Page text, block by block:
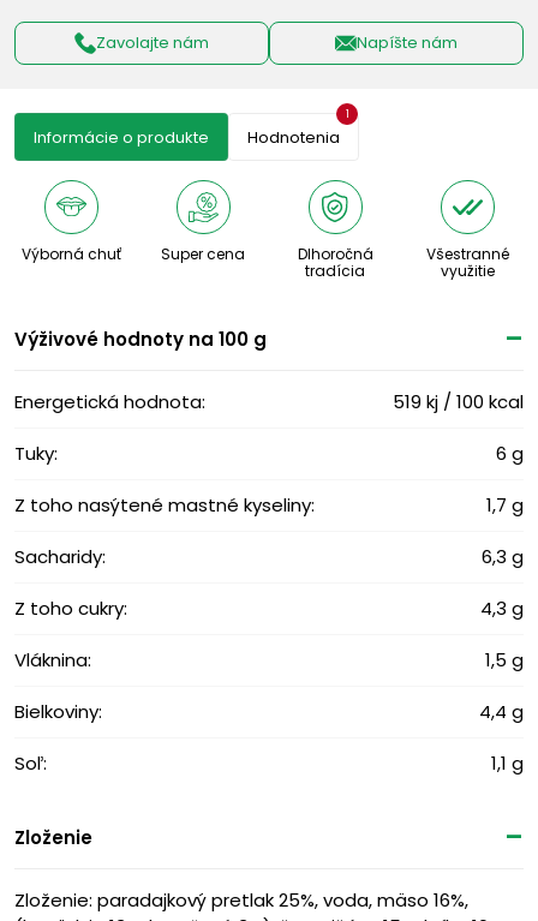
Zavolajte nám Napíšte nám
Informácie o produkte Hodnotenia
1
Výborná chuť Super cena
Dlhoročná
tradícia
Všestranné
využitie
Výživové ​​hodnoty na 100 g
Energetická hodnota: 519 kj / 100 kcal
Tuky: 6 g
Z toho nasýtené mastné kyseliny: 1,7 g
Sacharidy: 6,3 g
Z toho cukry: 4,3 g
Vláknina: 1,5 g
Bielkoviny: 4,4 g
Soľ: 1,1 g
Zloženie
Zloženie: paradajkový pretlak 25%, voda, mäso 16%,